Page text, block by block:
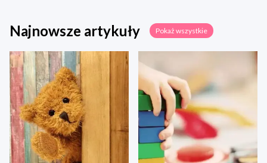
Najnowsze artykuły Pokaż wszystkie